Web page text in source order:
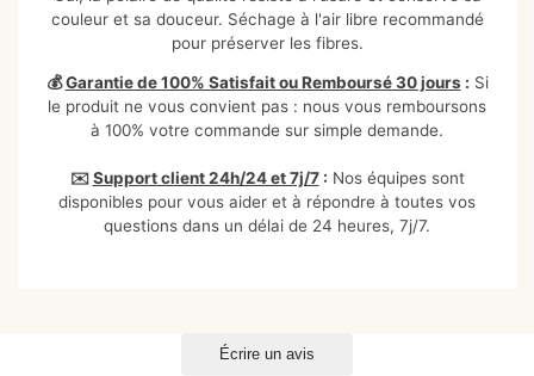
couleur et sa douceur. Séchage à l'air libre recommandé
pour préserver les fibres.
💰Garantie de 100% Satisfait ou Remboursé 30 jours : Si
le produit ne vous convient pas : nous vous remboursons
à 100% votre commande sur simple demande.
✉️Support client 24h/24 et 7j/7: Nos équipes sont
disponibles pour vous aider et à répondre à toutes vos
questions dans un délai de 24 heures, 7j/7.
Écrire un avis